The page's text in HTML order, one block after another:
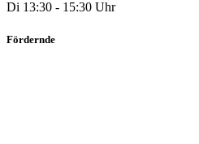
Di 13:30 - 15:30 Uhr
Fördernde